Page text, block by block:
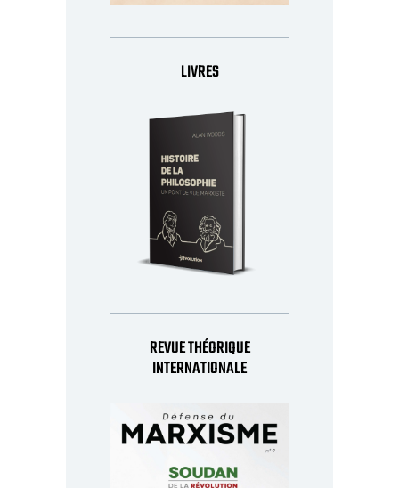
LIVRES
REVUE THÉORIQUE
INTERNATIONALE